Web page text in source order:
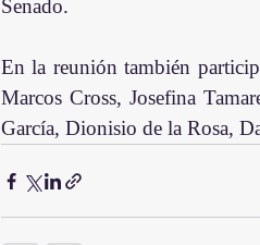
Senado.
En la reunión también
Marcos Cross, Josefina
García, Dionisio de la Rosa,